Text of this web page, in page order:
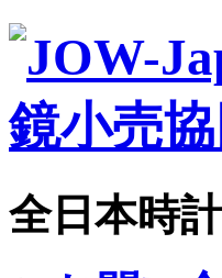
全日本時